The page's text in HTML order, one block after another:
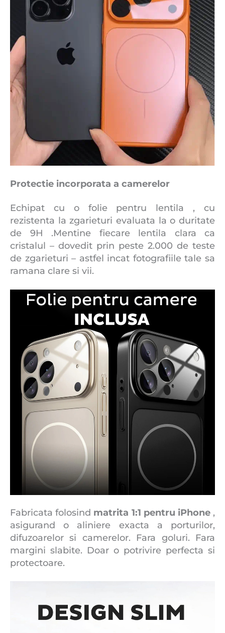
Protectie incorporata a camerelor
Echipat cu o folie pentru lentila , cu
rezistenta la zgarieturi evaluata la o duritate
de 9H .Mentine fiecare lentila clara ca
cristalul – dovedit prin peste 2.000 de teste
de zgarieturi – astfel incat fotografiile tale sa
ramana clare si vii.
Fabricata folosind matrita 1:1 pentru iPhone,
asigurand o aliniere exacta a porturilor,
difuzoarelor si camerelor. Fara goluri. Fara
margini slabite. Doar o potrivire perfecta si
protectoare.